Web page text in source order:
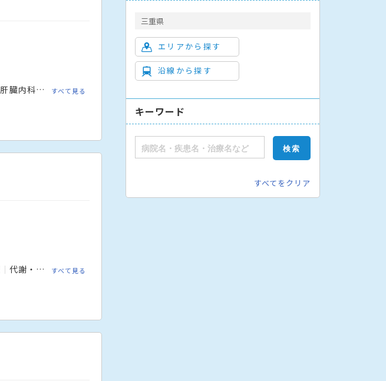
肝臓内科 腎臓内科
すべて見る
代謝・内分泌内科 すべて見る
三重県
エリアから探す
沿線から探す
キーワード
すべてをクリア